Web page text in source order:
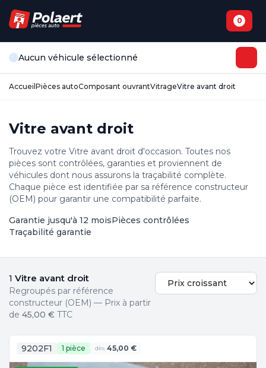
0
Aucun véhicule sélectionné
Accueil Pièces autoComposant ouvrantVitrageVitre avant droit
Vitre avant droit
Trouvez votre Vitre avant droit d'occasion. Toutes nos
pièces sont contrôlées, garanties et proviennent de
véhicules dont nous assurons la traçabilité complète.
Chaque pièce est identifiée par sa référence constructeur
(OEM) pour garantir une compatibilité parfaite.
Garantie jusqu'à 12 moisPièces contrôlées
Traçabilité garantie
1 Vitre avant droit
Regroupés par référence
constructeur (OEM) — Prix à partir
de 45,00 € TTC
9202F1 1 pièce dès 45,00 €